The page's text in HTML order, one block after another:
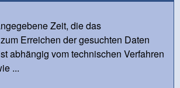
Zeit, die das
Erreichen der gesuchten Daten
abhängig vom technischen Verfahren
...